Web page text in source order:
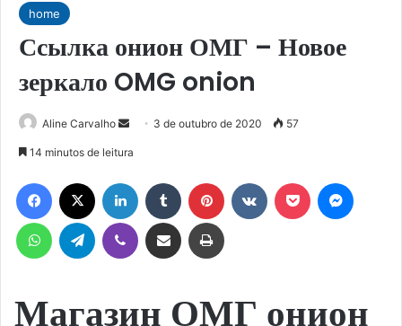
home
Ссылка онион ОМГ – Новое
зеркало OMG onion
Aline Carvalho
Mande
mail
3 de outubro de 2020 57
14 minutos de leitura
Facebook Linkedin Tumblr Pinterest Pocket
WhatsAppTelegram Viber Compartilhar via e-mail Imprimir
Магазин ОМГ онион